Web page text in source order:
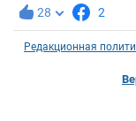
28 2
Редакционная